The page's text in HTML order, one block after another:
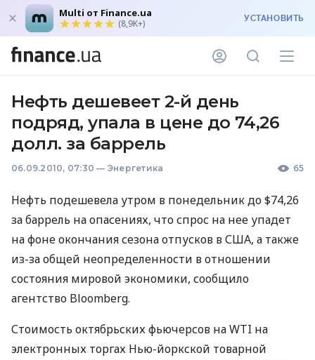
Multi от Finance.ua
(8,9K+) УСТАНОВИТЬ
Нефть дешевеет 2-й день
подряд, упала в цене до 74,26
долл. за баррель
06.09.2010, 07:30 — Энергетика 65
Нефть подешевела утром в понедельник до $74,26
за баррель на опасениях, что спрос на нее упадет
на фоне окончания сезона отпусков в США, а также
из-за общей неопределенности в отношении
состояния мировой экономики, сообщило
агентство Bloomberg.
Стоимость октябрьских фьючерсов на WTI на
электронных торгах Нью-йоркской товарной